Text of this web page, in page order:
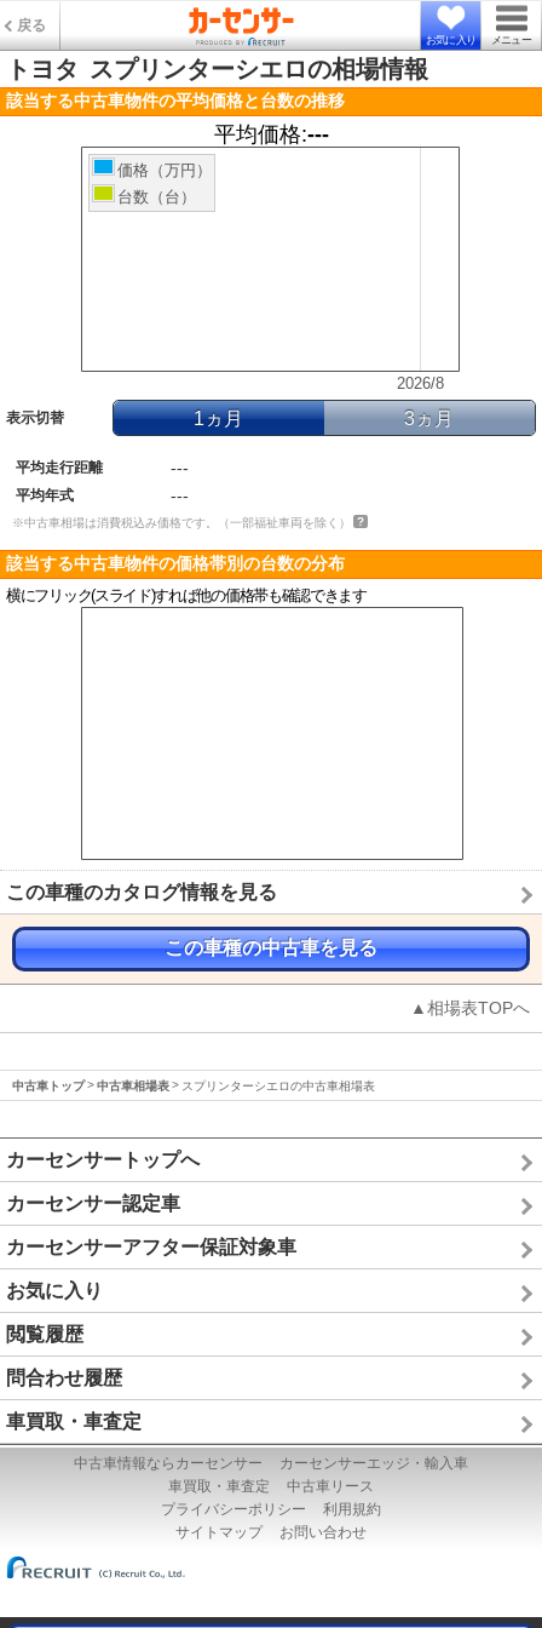
戻る
お気に入り メニュー
トヨタ スプリンターシエロの相場情報
該当する中古車物件の平均価格と台数の推移
平均価格:---
2026/8
価格（万円）
台数（台）
表示切替 1ヵ月 3ヵ月
平均走行距離 ---
平均年式 ---
※中古車相場は消費税込み価格です。（一部福祉車両を除く）
該当する中古車物件の価格帯別の台数の分布
横にフリック(スライド)すれば他の価格帯も確認できます
この車種のカタログ情報を見る
この車種の中古車を見る
▲相場表TOPへ
中古車トップ 中古車相場表 スプリンターシエロの中古車相場表
カーセンサートップへ
カーセンサー認定車
カーセンサーアフター保証対象車
お気に入り
閲覧履歴
問合わせ履歴
車買取・車査定
中古車情報ならカーセンサー
カーセンサーエッジ・輸入車
車買取・車査定
中古車リース
プライバシーポリシー
利用規約
サイトマップ
お問い合わせ